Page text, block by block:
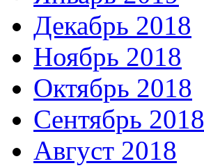
Декабрь 2018
Ноябрь 2018
Октябрь 2018
Сентябрь 2018
Август 2018